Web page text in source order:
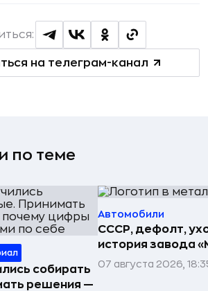
на телеграм-канал
по теме
собирать
решения —
Автомобили
СССР, дефолт,
история завода
07 августа 2026,